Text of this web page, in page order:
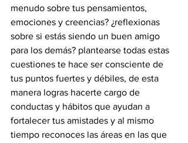
menudo sobre tus pensamientos,
emociones y creencias? ¿reflexionas
sobre si estás siendo un buen amigo
para los demás? plantearse todas estas
cuestiones te hace ser consciente de
tus puntos fuertes y débiles, de esta
manera logras hacerte cargo de
conductas y hábitos que ayudan a
fortalecer tus amistades y al mismo
tiempo reconoces las áreas en las que